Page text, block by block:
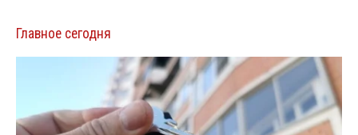
Главное сегодня